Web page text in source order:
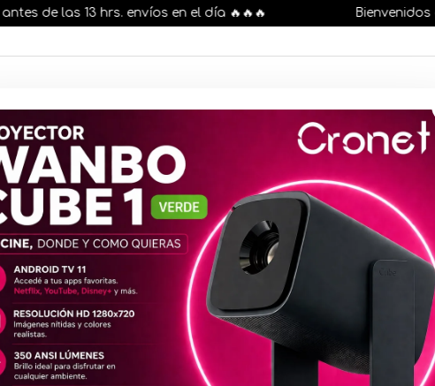
las 13 hrs. envíos en el día 🔥🔥🔥 Bienvenidos a
STOCK MOVILIDAD ELÉCTRICA 25% OFF
nuestros artículos, comprando antes de las 13 hrs.